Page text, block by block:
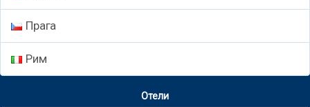
Прага
Рим
Отели